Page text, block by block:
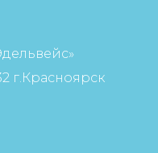
г.Красноярск